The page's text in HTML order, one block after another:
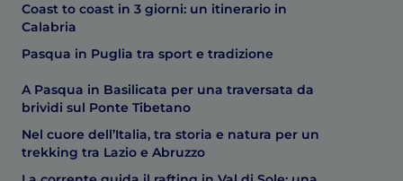
Coast to coast in 3 giorni: un itinerario in
Calabria
Pasqua in Puglia tra sport e tradizione
A Pasqua in Basilicata per una traversata da
brividi sul Ponte Tibetano
Nel cuore dell’Italia, tra storia e natura per un
trekking tra Lazio e Abruzzo